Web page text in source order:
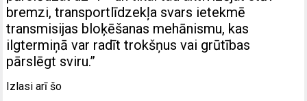
bremzi, transportlīdzekļa svars ietekmē
transmisijas bloķēšanas mehānismu, kas
ilgtermiņā var radīt trokšņus vai grūtības
pārslēgt sviru.”
Izlasi arī šo